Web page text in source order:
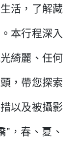
活，了解藏
本行程深入
綺麗、任何
，帶您探索
以及被攝影
"，春、夏、